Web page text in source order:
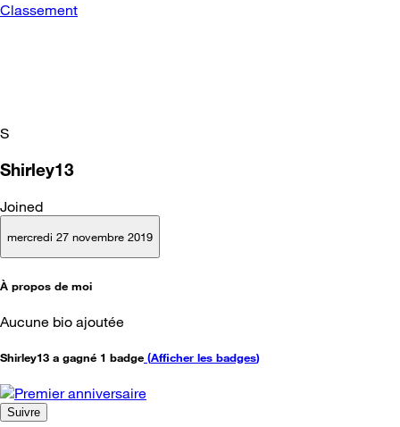
Classement
S
Shirley13
Joined
mercredi 27 novembre 2019
À propos de moi
Aucune bio ajoutée
Shirley13 a gagné 1 badge (Afficher les badges)
Suivre